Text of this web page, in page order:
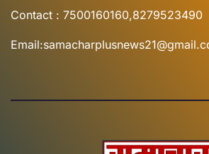
Contact : 7500160160,8279523490